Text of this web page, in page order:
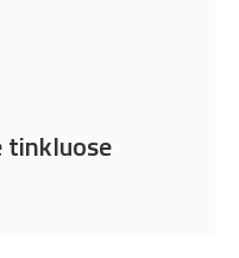
tinkluose